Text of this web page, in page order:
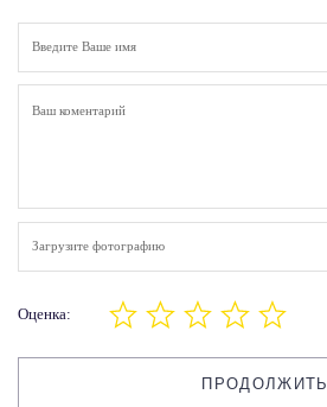
Загрузите фотографию
Оценка:
ПРОДОЛЖИТЬ